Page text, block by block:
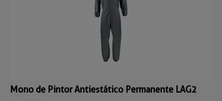
Mono de Pintor Antiestático Permanente LAG2